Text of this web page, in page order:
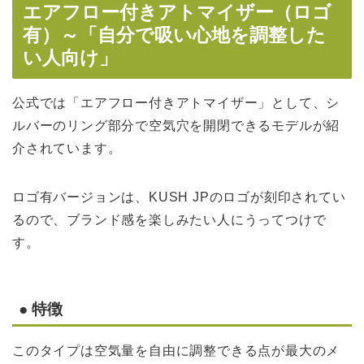
エアフロー付きアトマイザー（ロゴ
有）～「自分で吸い心地を調整した
い人向け」
公式では「エアフロー付きアトマイザー」として、シ
ルバーのリング部分で空気穴を開閉できるモデルが紹
介されています。
ロゴ有バージョンは、KUSH JPのロゴが刻印されてい
るので、ブランド感を楽しみたい人にうってつけで
す。
● 特徴
このタイプは空気量を自由に調整できる点が最大のメ